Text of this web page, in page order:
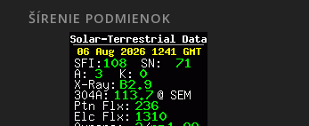
ŠÍRENIE PODMIENOK